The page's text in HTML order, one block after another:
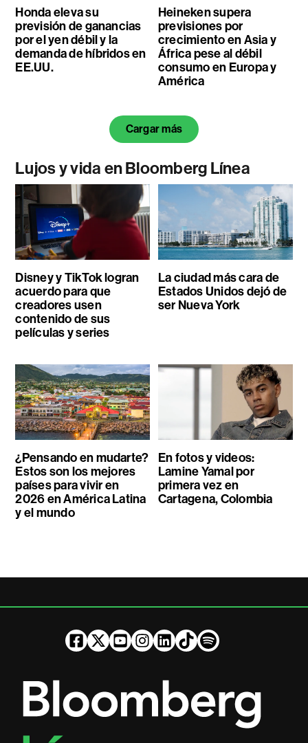
Honda eleva su
previsión de ganancias
por el yen débil y la
demanda de híbridos en
EE.UU.
Heineken supera
previsiones por
crecimiento en Asia y
África pese al débil
consumo en Europa y
América
Cargar más
Lujos y vida en Bloomberg Línea
Disney y TikTok logran
acuerdo para que
creadores usen
contenido de sus
películas y series
La ciudad más cara de
Estados Unidos dejó de
ser Nueva York
¿Pensando en mudarte?
Estos son los mejores
países para vivir en
2026 en América Latina
y el mundo
En fotos y videos:
Lamine Yamal por
primera vez en
Cartagena, Colombia